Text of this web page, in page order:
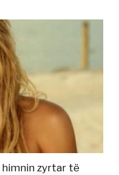
himnin zyrtar të